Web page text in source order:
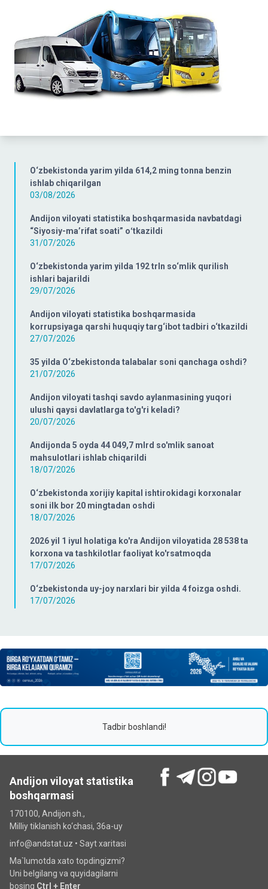
O‘zbekistonda yarim yilda 614,2 ming tonna benzin
ishlab chiqarilgan
03/08/2026
Andijon viloyati statistika boshqarmasida navbatdagi
“Siyosiy-ma’rifat soati” oʻtkazildi
31/07/2026
O‘zbekistonda yarim yilda 192 trln so‘mlik qurilish
ishlari bajarildi
29/07/2026
Andijon viloyati statistika boshqarmasida
korrupsiyaga qarshi huquqiy targ‘ibot tadbiri o‘tkazildi
27/07/2026
35 yilda O‘zbekistonda talabalar soni qanchaga oshdi?
21/07/2026
Andijon viloyati tashqi savdo aylanmasining yuqori
ulushi qaysi davlatlarga to'g'ri keladi?
20/07/2026
Andijonda 5 oyda 44 049,7 mlrd so'mlik sanoat
mahsulotlari ishlab chiqarildi
18/07/2026
O‘zbekistonda xorijiy kapital ishtirokidagi korxonalar
soni ilk bor 20 mingtadan oshdi
18/07/2026
2026 yil 1 iyul holatiga ko'ra Andijon viloyatida 28 538 ta
korxona va tashkilotlar faoliyat ko'rsatmoqda
17/07/2026
O‘zbekistonda uy-joy narxlari bir yilda 4 foizga oshdi.
17/07/2026
Tadbir boshlandi!
Andijon viloyat statistika
boshqarmasi
170100, Andijon sh.,
Milliy tiklanish ko‘chаsi, 36a-uy
info@andstat.uz • Sayt xaritasi
Ma`lumotda xato topdingizmi?
Uni belgilang va quyidagilarni
bosing Ctrl + Enter